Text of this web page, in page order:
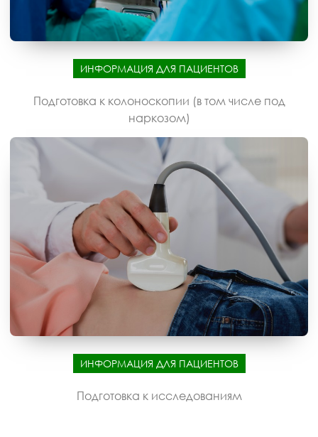
ИНФОРМАЦИЯ ДЛЯ ПАЦИЕНТОВ
Подготовка к колоноскопии (в том числе под
наркозом)
ИНФОРМАЦИЯ ДЛЯ ПАЦИЕНТОВ
Подготовка к исследованиям